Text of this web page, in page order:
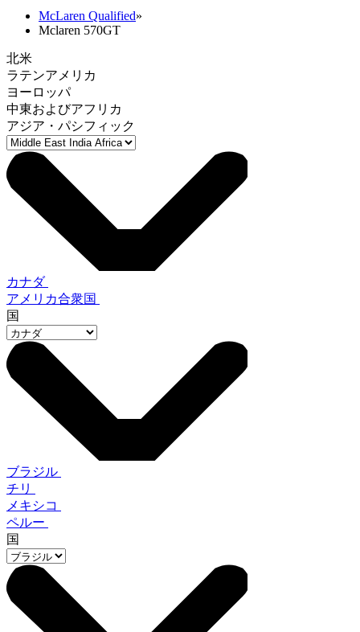
McLaren Qualified»
Mclaren 570GT
北米
ラテンアメリカ
ヨーロッパ
中東およびアフリカ
アジア・パシフィック
カナダ
アメリカ合衆国
国
ブラジル
チリ
メキシコ
ペルー
国